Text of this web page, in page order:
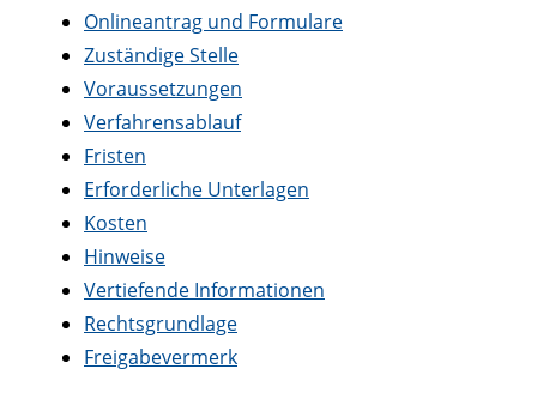
Onlineantrag und Formulare
Zuständige Stelle
Voraussetzungen
Verfahrensablauf
Fristen
Erforderliche Unterlagen
Kosten
Hinweise
Vertiefende Informationen
Rechtsgrundlage
Freigabevermerk